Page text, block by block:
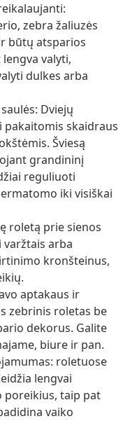
zebra žaliuzės
būtų atsparios
valyti,
dulkes arba
Dviejų
pakaitomis skaidraus
Šviesą
grandininį
reguliuoti
iki visiškai
roletą prie sienos
arba
kronšteinus,
aptakaus ir
zebrinis roletas be
dekorus. Galite
biure ir pan.
roletuose
lengvai
poreikius, taip pat
vaiko